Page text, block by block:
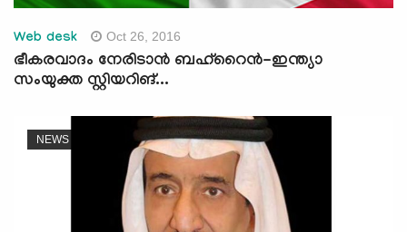
Web desk Oct 26, 2016
ഭീകരവാദം നേരിടാന്‍ ബഹ്‌റൈന്‍-ഇന്ത്യാ
സംയുക്ത സ്റ്റിയറിങ്...
NEWS